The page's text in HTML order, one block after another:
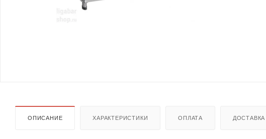
ОПИСАНИЕ ХАРАКТЕРИСТИКИ ОПЛАТА ДОСТАВКА